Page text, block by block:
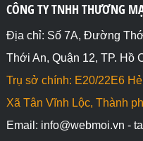
CÔNG TY TNHH THƯƠNG
Địa chỉ: Số 7A, Đường
Thới An, Quận 12, TP. Hồ
Trụ sở chính: E20/22E6
Xã Tân Vĩnh Lộc, Thành
Email: info@webmoi.vn -